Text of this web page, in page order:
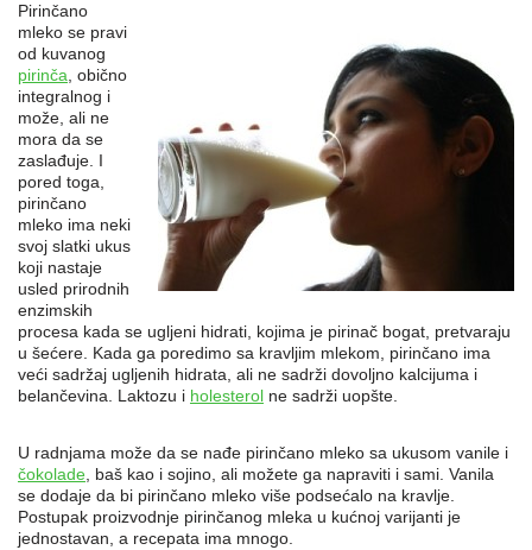
Pirinčano
mleko se pravi
od kuvanog
pirinča, obično
integralnog i
može, ali ne
mora da se
zaslađuje. I
pored toga,
pirinčano
mleko ima neki
svoj slatki ukus
koji nastaje
usled prirodnih
enzimskih
procesa kada se ugljeni hidrati, kojima je pirinač bogat, pretvaraju
u šećere. Kada ga poredimo sa kravljim mlekom, pirinčano ima
veći sadržaj ugljenih hidrata, ali ne sadrži dovoljno kalcijuma i
belančevina. Laktozu i holesterol ne sadrži uopšte.
U radnjama može da se nađe pirinčano mleko sa ukusom vanile i
čokolade, baš kao i sojino, ali možete ga napraviti i sami. Vanila
se dodaje da bi pirinčano mleko više podsećalo na kravlje.
Postupak proizvodnje pirinčanog mleka u kućnoj varijanti je
jednostavan, a recepata ima mnogo.